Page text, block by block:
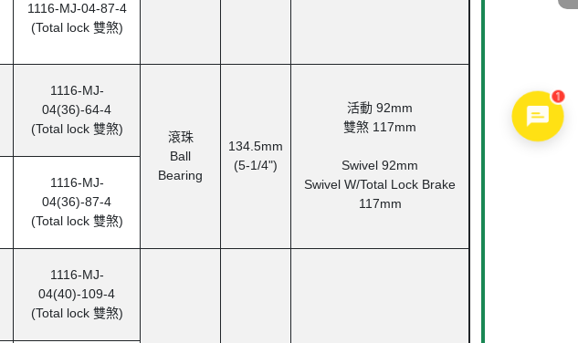
1116-MJ-04-87-4
(Total lock 雙煞)
1116-MJ-
04(36)-64-4
(Total lock 雙煞)
滾珠
Ball
Bearing
134.5mm
(5-1/4")
活動 92mm
雙煞 117mm
Swivel 92mm
Swivel W/Total Lock Brake
117mm
1116-MJ-
04(36)-87-4
(Total lock 雙煞)
1116-MJ-
04(40)-109-4
(Total lock 雙煞)
1